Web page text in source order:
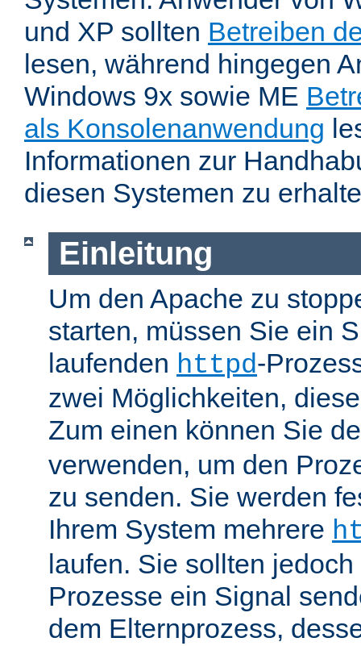
und XP sollten Betreiben
lesen, während hingegen
Windows 9x sowie ME
als Konsolenanwendung
Informationen zur
diesen Systemen zu
Einleitung
Um den Apache zu
starten, müssen Sie ein
laufenden httpd-
zwei Möglichkeiten,
Zum einen können Sie
verwenden, um den
zu senden. Sie werden
Ihrem System mehrere
laufen. Sie sollten
Prozesse ein Signal
dem Elternprozess,